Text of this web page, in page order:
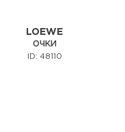
LOEWE
ОЧКИ
ID: 48110